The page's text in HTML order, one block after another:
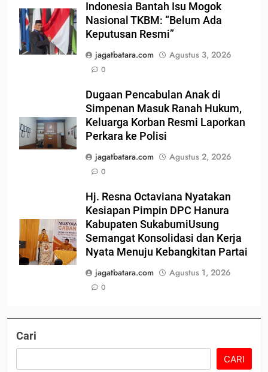
Indonesia Bantah Isu Mogok
Nasional TKBM: “Belum Ada
Keputusan Resmi”
jagatbatara.com
Agustus 3, 2026
0
Dugaan Pencabulan Anak di
Simpenan Masuk Ranah Hukum,
Keluarga Korban Resmi Laporkan
Perkara ke Polisi
jagatbatara.com
Agustus 2, 2026
0
Hj. Resna Octaviana Nyatakan
Kesiapan Pimpin DPC Hanura
Kabupaten SukabumiUsung
Semangat Konsolidasi dan Kerja
Nyata Menuju Kebangkitan Partai
jagatbatara.com
Agustus 1, 2026
0
Cari
CARI